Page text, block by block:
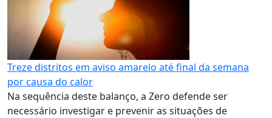
Treze distritos em aviso amarelo até final da semana
por causa do calor
Na sequência deste balanço, a Zero defende ser
necessário investigar e prevenir as situações de